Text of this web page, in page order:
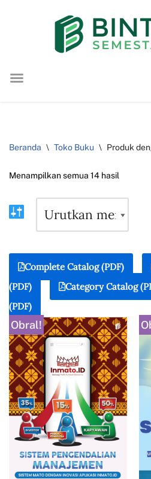
konten
Beranda \ Toko Buku \ Produk
Menampilkan semua 14 hasil
Complete Catalog (PDF)
(PDF)
Category Catalog
(PDF)
Obral!